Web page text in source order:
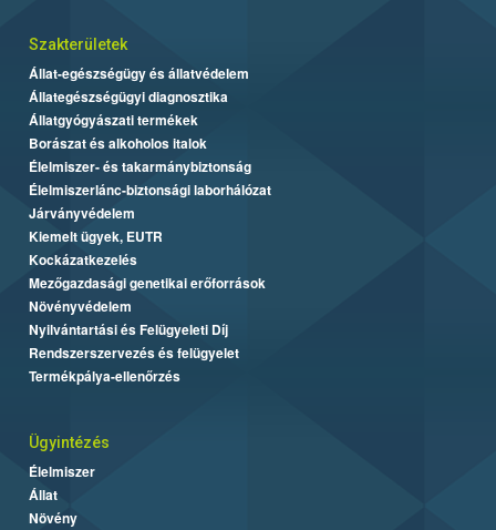
Szakterületek
Állat-egészségügy és állatvédelem
Állategészségügyi diagnosztika
Állatgyógyászati termékek
Borászat és alkoholos italok
Élelmiszer- és takarmánybiztonság
Élelmiszerlánc-biztonsági laborhálózat
Járványvédelem
Kiemelt ügyek, EUTR
Kockázatkezelés
Mezőgazdasági genetikai erőforrások
Növényvédelem
Nyilvántartási és Felügyeleti Díj
Rendszerszervezés és felügyelet
Termékpálya-ellenőrzés
Ügyintézés
Élelmiszer
Állat
Növény